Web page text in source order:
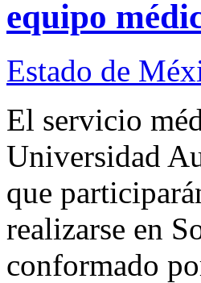
equipo
Estado de
El servicio
Universidad
que
realizarse en
conformado